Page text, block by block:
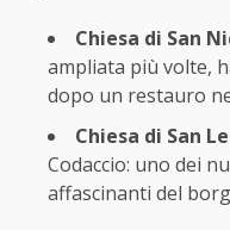
Chiesa di San
ampliata più volte,
dopo un restauro
Chiesa di San
Codaccio: uno dei
affascinanti del